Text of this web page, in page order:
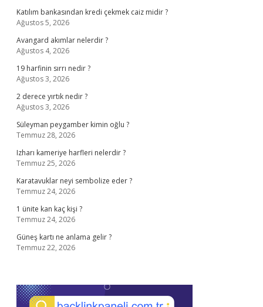
Katılım bankasından kredi çekmek caiz midir ?
Ağustos 5, 2026
Avangard akımlar nelerdir ?
Ağustos 4, 2026
19 harfinin sırrı nedir ?
Ağustos 3, 2026
2 derece yırtık nedir ?
Ağustos 3, 2026
Süleyman peygamber kimin oğlu ?
Temmuz 28, 2026
Izharı kameriye harfleri nelerdir ?
Temmuz 25, 2026
Karatavuklar neyi sembolize eder ?
Temmuz 24, 2026
1 ünite kan kaç kişi ?
Temmuz 24, 2026
Güneş kartı ne anlama gelir ?
Temmuz 22, 2026